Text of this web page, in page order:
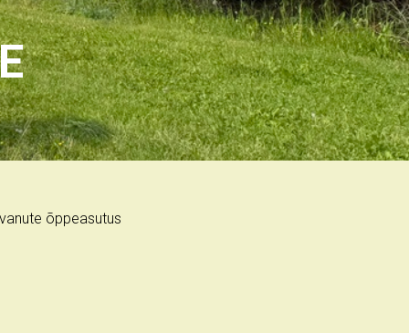
õppeasutus